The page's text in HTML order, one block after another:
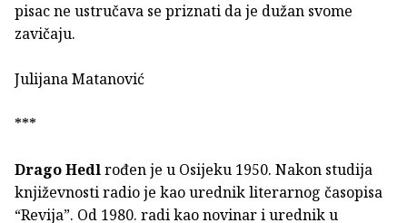
pisac ne ustručava se priznati da je dužan svome
zavičaju.
Julijana Matanović
***
Drago Hedlrođen je u Osijeku 1950. Nakon studija
književnosti radio je kao urednik literarnog časopisa
“Revija”. Od 1980. radi kao novinar i urednik u